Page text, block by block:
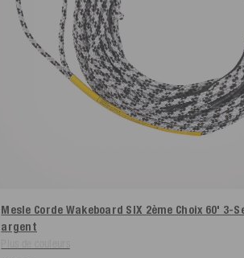
Mesle Corde Wakeboard SIX 2ème Choix 60' 3-
argent